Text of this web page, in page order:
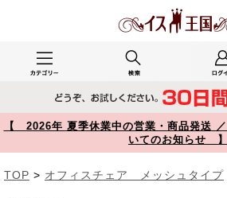
【 2026年 夏季休業中の営業・商品発送
いてのお知らせ 】
TOP > オフィスチェア メッシュタイプ